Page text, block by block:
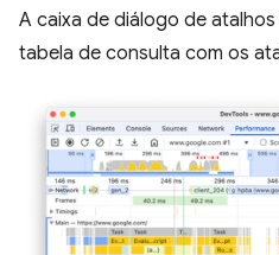
A caixa de diálogo de
tabela de consulta com os